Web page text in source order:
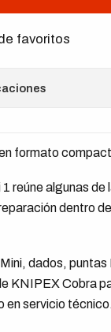
favoritos
formato
reúne algunas
dentro
dados,
KNIPEX Cobra
en servicio técnico.